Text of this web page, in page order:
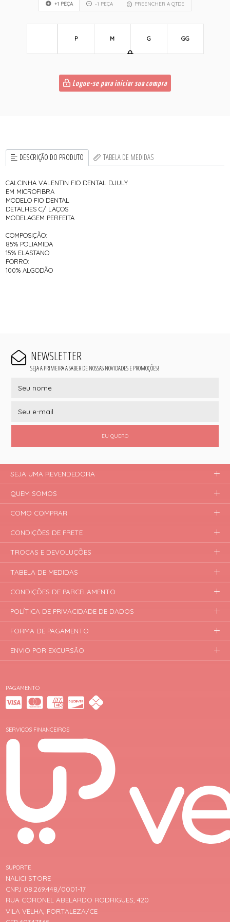
+1 PEÇA -1 PEÇA PREENCHER A QTDE
P M G GG
Logue-se para iniciar sua compra
DESCRIÇÃO DO PRODUTO TABELA DE MEDIDAS
CALCINHA VALENTIN FIO DENTAL DJULY
EM MICROFIBRA
MODELO FIO DENTAL
DETALHES C/ LAÇOS
MODELAGEM PERFEITA
COMPOSIÇÃO:
85% POLIAMIDA
15% ELASTANO
FORRO:
100% ALGODÃO
NEWSLETTER
SEJA A PRIMEIRA A SABER DE NOSSAS NOVIDADES E PROMOÇÕES!
EU QUERO
PAGAMENTO
SERVIÇOS FINANCEIROS
SUPORTE
NALICI STORE
CNPJ 08.269.448/0001-17
RUA CORONEL ABELARDO RODRIGUES, 420
VILA VELHA, FORTALEZA/CE
SEJA UMA REVENDEDORA
QUEM SOMOS
COMO COMPRAR
CONDIÇÕES DE FRETE
TROCAS E DEVOLUÇÕES
TABELA DE MEDIDAS
CONDIÇÕES DE PARCELAMENTO
POLÍTICA DE PRIVACIDADE DE DADOS
FORMA DE PAGAMENTO
ENVIO POR EXCURSÃO